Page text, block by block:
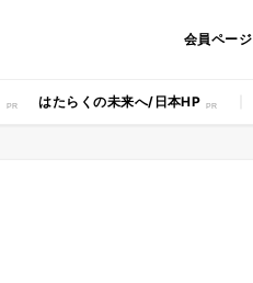
会員ページ
はたらくの未来へ/日本HP